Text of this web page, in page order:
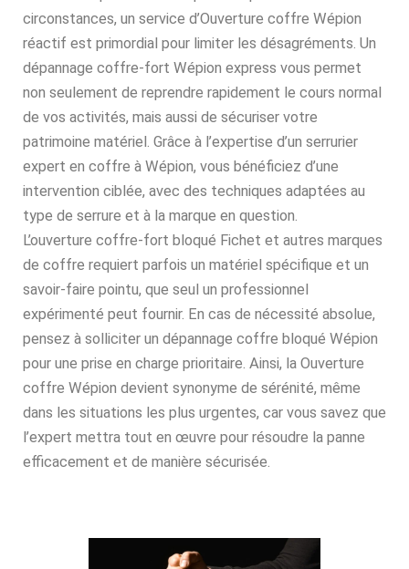
circonstances, un service d’Ouverture coffre Wépion
réactif est primordial pour limiter les désagréments. Un
dépannage coffre-fort Wépion express vous permet
non seulement de reprendre rapidement le cours normal
de vos activités, mais aussi de sécuriser votre
patrimoine matériel. Grâce à l’expertise d’un serrurier
expert en coffre à Wépion, vous bénéficiez d’une
intervention ciblée, avec des techniques adaptées au
type de serrure et à la marque en question.
L’ouverture coffre-fort bloqué Fichet et autres marques
de coffre requiert parfois un matériel spécifique et un
savoir-faire pointu, que seul un professionnel
expérimenté peut fournir. En cas de nécessité absolue,
pensez à solliciter un dépannage coffre bloqué Wépion
pour une prise en charge prioritaire. Ainsi, la Ouverture
coffre Wépion devient synonyme de sérénité, même
dans les situations les plus urgentes, car vous savez que
l’expert mettra tout en œuvre pour résoudre la panne
efficacement et de manière sécurisée.